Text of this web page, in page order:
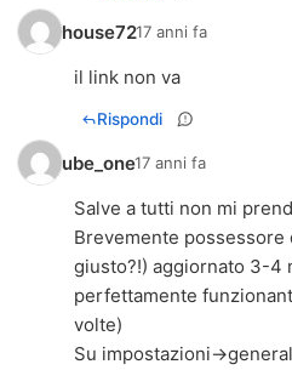
house7217 anni fa
il link non va
Rispondi
ube_one17 anni fa
Salve a tutti non mi
Brevemente possessore
giusto?!) aggiornato 3-4
perfettamente
volte)
Su impostazioni-